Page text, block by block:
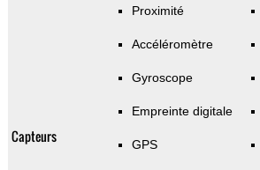
Capteurs
Proximité
Accéléromètre
Gyroscope
Empreinte digitale
GPS